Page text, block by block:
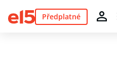
Předplatné